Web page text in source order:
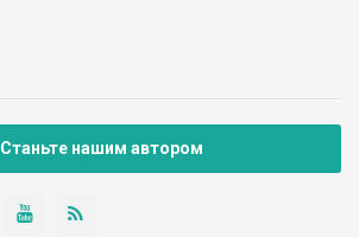
Станьте нашим автором